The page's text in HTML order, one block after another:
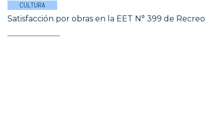
CULTURA
Satisfacción por obras en la EET N° 399 de Recreo